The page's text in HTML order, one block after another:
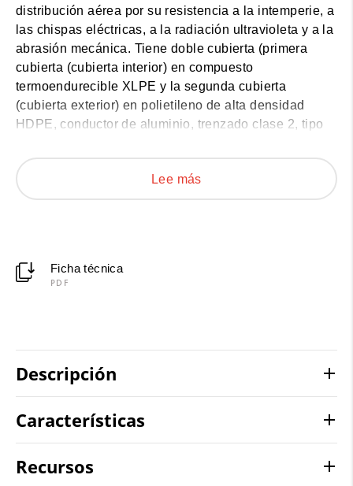
distribución aérea por su resistencia a la intemperie, a
las chispas eléctricas, a la radiación ultravioleta y a la
abrasión mecánica. Tiene doble cubierta (primera
cubierta (cubierta interior) en compuesto
termoendurecible XLPE y la segunda cubierta
(cubierta exterior) en polietileno de alta densidad
HDPE, conductor de aluminio, trenzado clase 2, tipo
de aislamiento, por lo que no se consideran cables
aislados.
Lee más
Ficha técnica
PDF
Descripción
Características
Recursos